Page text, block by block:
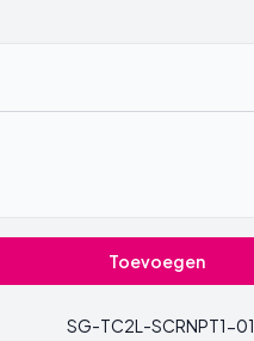
Toevoegen
SG-TC2L-SCRNPT1-01